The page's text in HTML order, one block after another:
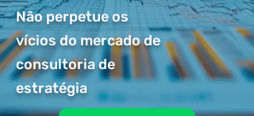
Não perpetue os
vícios do mercado de
consultoria de
estratégia